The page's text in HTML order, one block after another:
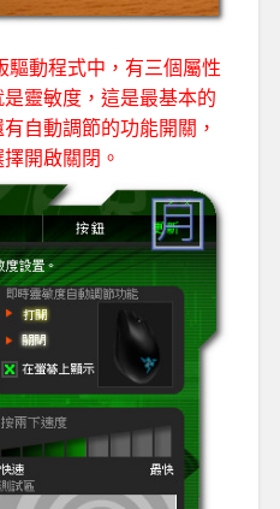
動程式中，有三個屬性
靈敏度，這是最基本的
自動調節的功能開關，
開啟關閉。